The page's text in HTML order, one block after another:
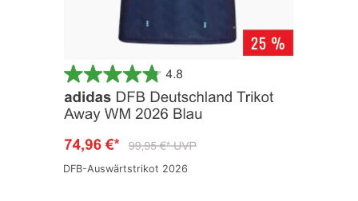
DFB-Auswärtstrikot 2026